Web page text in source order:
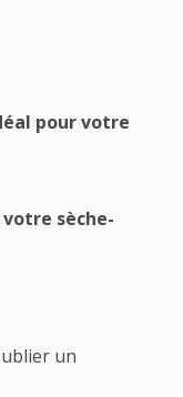
pour votre
sèche-
un